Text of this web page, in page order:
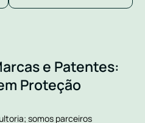
e Patentes:
Proteção
somos parceiros